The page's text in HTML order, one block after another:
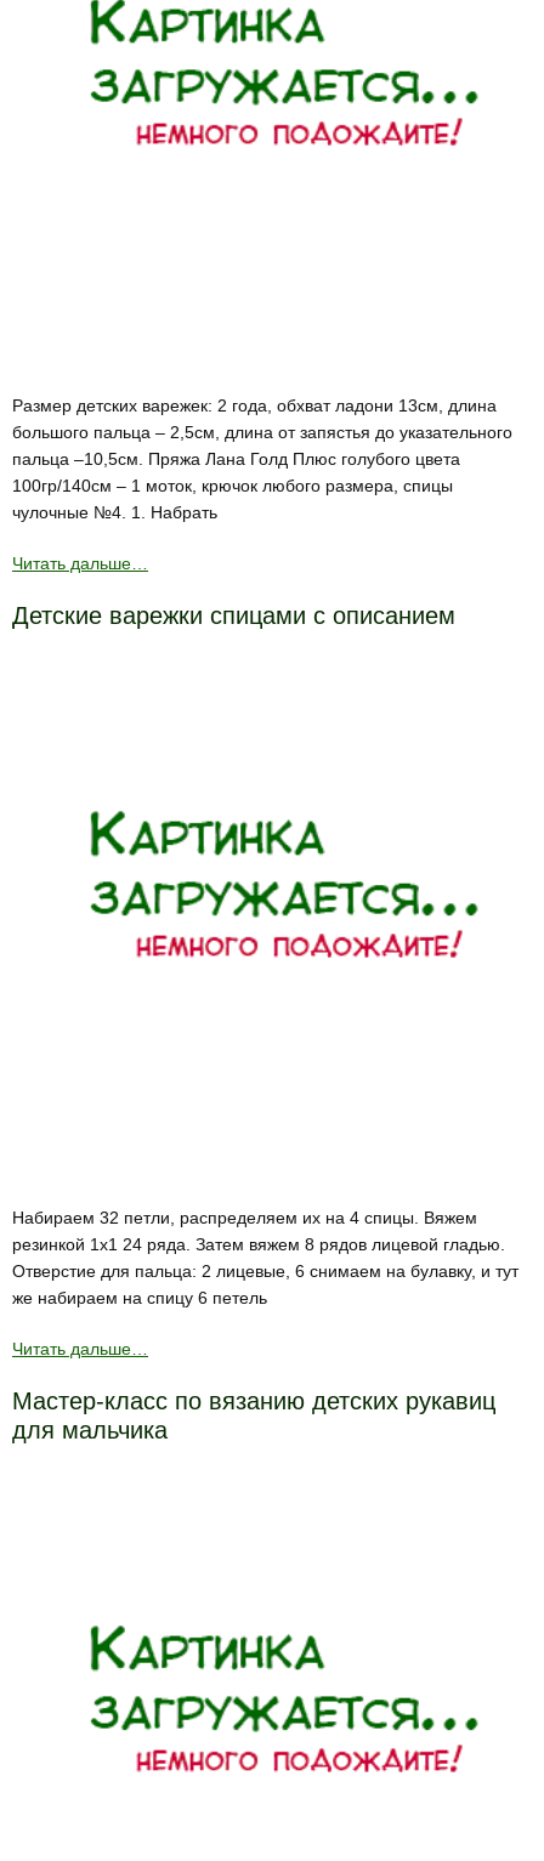
Размер детских варежек: 2 года, обхват ладони 13см, длина
большого пальца – 2,5см, длина от запястья до указательного
пальца –10,5см. Пряжа Лана Голд Плюс голубого цвета
100гр/140см – 1 моток, крючок любого размера, спицы
чулочные №4. 1. Набрать
Читать дальше…
Детские варежки спицами с описанием
Набираем 32 петли, распределяем их на 4 спицы. Вяжем
резинкой 1х1 24 ряда. Затем вяжем 8 рядов лицевой гладью.
Отверстие для пальца: 2 лицевые, 6 снимаем на булавку, и тут
же набираем на спицу 6 петель
Читать дальше…
Мастер-класс по вязанию детских рукавиц
для мальчика